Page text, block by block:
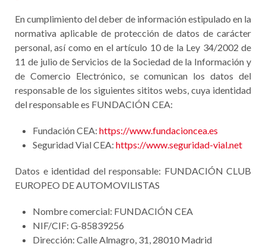
En cumplimiento del deber de información estipulado en la
normativa aplicable de protección de datos de carácter
personal, así como en el artículo 10 de la Ley 34/2002 de
11 de julio de Servicios de la Sociedad de la Información y
de Comercio Electrónico, se comunican los datos del
responsable de los siguientes sititos webs, cuya identidad
del responsable es FUNDACIÓN CEA:
Fundación CEA: https://www.fundacioncea.es
Seguridad Vial CEA: https://www.seguridad-vial.net
Datos e identidad del responsable: FUNDACIÓN CLUB
EUROPEO DE AUTOMOVILISTAS
Nombre comercial: FUNDACIÓN CEA
NIF/CIF: G-85839256
Dirección: Calle Almagro, 31, 28010 Madrid